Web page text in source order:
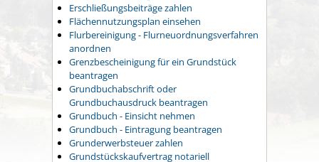
Erschließungsbeiträge zahlen
Flächennutzungsplan einsehen
Flurbereinigung - Flurneuordnungsverfahren
anordnen
Grenzbescheinigung für ein Grundstück
beantragen
Grundbuchabschrift oder
Grundbuchausdruck beantragen
Grundbuch - Einsicht nehmen
Grundbuch - Eintragung beantragen
Grunderwerbsteuer zahlen
Grundstückskaufvertrag notariell